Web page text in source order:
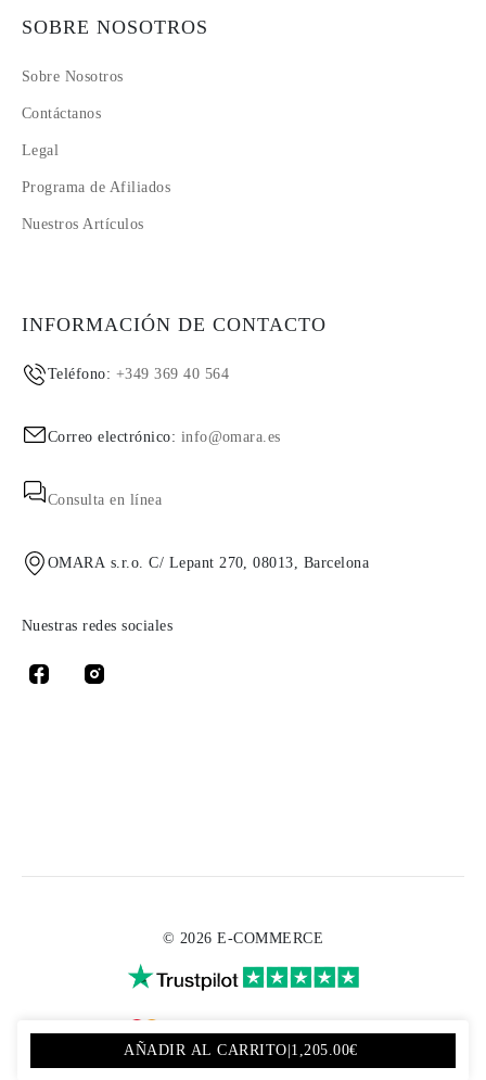
AÑADIR AL CARRITO 1,205.00€
SOBRE NOSOTROS
Sobre Nosotros
Contáctanos
Legal
Programa de Afiliados
Nuestros Artículos
INFORMACIÓN DE CONTACTO
Teléfono: +349 369 40 564
Correo electrónico: info@omara.es
Consulta en línea
OMARA s.r.o. C/ Lepant 270, 08013, Barcelona
Nuestras redes sociales
© 2026 E-COMMERCE